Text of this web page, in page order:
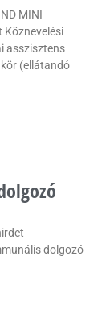
MINI
Köznevelési
asszisztens
(ellátandó
dolgozó